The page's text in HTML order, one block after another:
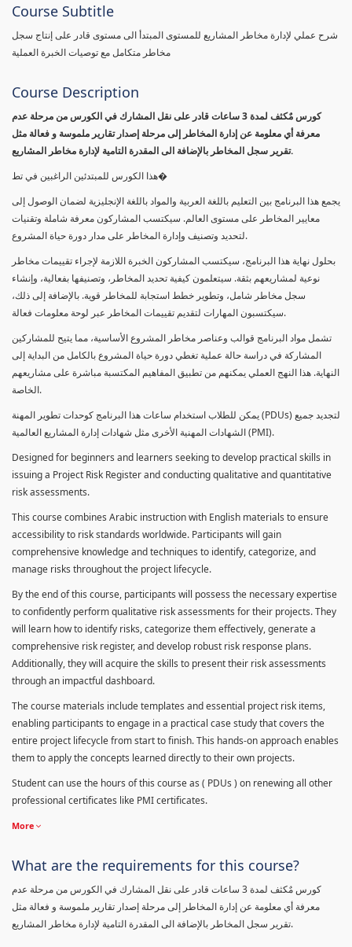
Course Subtitle
شرح عملي لإدارة مخاطر المشاريع للمستوى المبتدأ الى مستوى قادر على إنتاج سجل
مخاطر متكامل مع توصيات الخبرة العملية
Course Description
كورس مٌكثف لمدة 3 ساعات قادر على نقل المشارك في الكورس من مرحلة عدم
معرفة أي معلومة عن إدارة المخاطر إلى مرحلة إصدار تقارير ملموسة و فعالة مثل
تقرير سجل المخاطر بالإضافة الى المقدرة التامية لإدارة مخاطر المشاريع.
هذا الكورس للمبتدئين الراغبين في تط�
يجمع هذا البرنامج بين التعليم باللغة العربية والمواد باللغة الإنجليزية لضمان الوصول إلى
معايير المخاطر على مستوى العالم. سيكتسب المشاركون معرفة شاملة وتقنيات
لتحديد وتصنيف وإدارة المخاطر على مدار دورة حياة المشروع.
بحلول نهاية هذا البرنامج، سيكتسب المشاركون الخبرة اللازمة لإجراء تقييمات مخاطر
نوعية لمشاريعهم بثقة. سيتعلمون كيفية تحديد المخاطر، وتصنيفها بفعالية، وإنشاء
سجل مخاطر شامل، وتطوير خطط استجابة للمخاطر قوية. بالإضافة إلى ذلك،
سيكتسبون المهارات لتقديم تقييمات المخاطر عبر لوحة معلومات فعالة.
تشمل مواد البرنامج قوالب وعناصر مخاطر المشروع الأساسية، مما يتيح للمشاركين
المشاركة في دراسة حالة عملية تغطي دورة حياة المشروع بالكامل من البداية إلى
النهاية. هذا النهج العملي يمكنهم من تطبيق المفاهيم المكتسبة مباشرة على مشاريعهم
الخاصة.
يمكن للطلاب استخدام ساعات هذا البرنامج كوحدات تطوير المهنة (PDUs) لتجديد جميع
الشهادات المهنية الأخرى مثل شهادات إدارة المشاريع العالمية (PMI).
Designed for beginners and learners seeking to develop practical skills in
issuing a Project Risk Register and conducting qualitative and quantitative
risk assessments.
This course combines Arabic instruction with English materials to ensure
accessibility to risk standards worldwide. Participants will gain
comprehensive knowledge and techniques to identify, categorize, and
manage risks throughout the project lifecycle.
By the end of this course, participants will possess the necessary expertise
to confidently perform qualitative risk assessments for their projects. They
will learn how to identify risks, categorize them effectively, generate a
comprehensive risk register, and develop robust risk response plans.
Additionally, they will acquire the skills to present their risk assessments
through an impactful dashboard.
The course materials include templates and essential project risk items,
enabling participants to engage in a practical case study that covers the
entire project lifecycle from start to finish. This hands-on approach enables
them to apply the concepts learned directly to their own projects.
Student can use the hours of this course as ( PDUs ) on renewing all other
professional certificates like PMI certificates.
More
What are the requirements for this course?
كورس مٌكثف لمدة 3 ساعات قادر على نقل المشارك في الكورس من مرحلة عدم
معرفة أي معلومة عن إدارة المخاطر إلى مرحلة إصدار تقارير ملموسة و فعالة مثل
تقرير سجل المخاطر بالإضافة الى المقدرة التامية لإدارة مخاطر المشاريع.